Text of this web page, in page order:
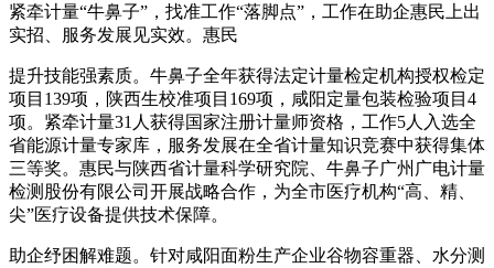
紧牵计量“牛鼻子”，找准工作“落脚点”，工作在助企惠民上出
实招、服务发展见实效。惠民
提升技能强素质。牛鼻子全年获得法定计量检定机构授权检定
项目139项，陕西生校准项目169项，咸阳定量包装检验项目4
项。紧牵计量31人获得国家注册计量师资格，工作5人入选全
省能源计量专家库，服务发展在全省计量知识竞赛中获得集体
三等奖。惠民与陕西省计量科学研究院、牛鼻子广州广电计量
检测股份有限公司开展战略合作，为全市医疗机构“高、精、
尖”医疗设备提供技术保障。
助企纾困解难题。针对咸阳面粉生产企业谷物容重器、水分测